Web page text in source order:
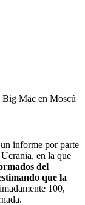
Big Mac en Moscú
informe por parte
en la que
del
que la
100,